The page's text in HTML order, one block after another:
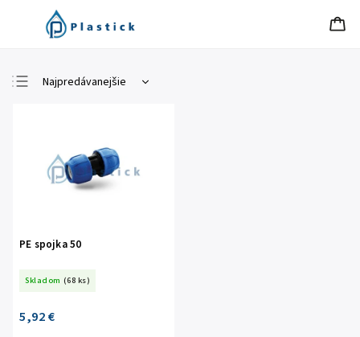
Najpredávanejšie
Abecedne
PE spojka 50
Skladom (68 ks)
5,92 €